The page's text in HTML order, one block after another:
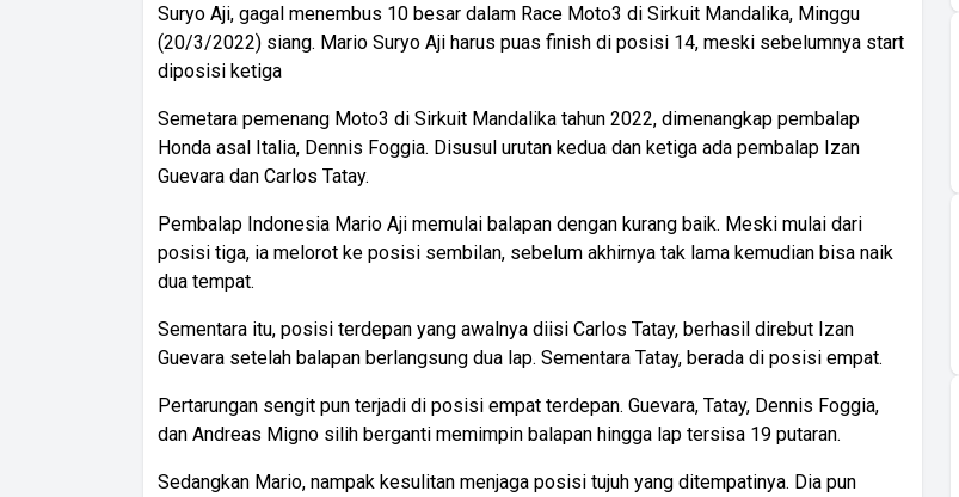
Suryo Aji, gagal menembus 10 besar dalam Race Moto3 di Sirkuit Mandalika, Minggu
(20/3/2022) siang. Mario Suryo Aji harus puas finish di posisi 14, meski sebelumnya start
diposisi ketiga
Semetara pemenang Moto3 di Sirkuit Mandalika tahun 2022, dimenangkap pembalap
Honda asal Italia, Dennis Foggia. Disusul urutan kedua dan ketiga ada pembalap Izan
Guevara dan Carlos Tatay.
Pembalap Indonesia Mario Aji memulai balapan dengan kurang baik. Meski mulai dari
posisi tiga, ia melorot ke posisi sembilan, sebelum akhirnya tak lama kemudian bisa naik
dua tempat.
Sementara itu, posisi terdepan yang awalnya diisi Carlos Tatay, berhasil direbut Izan
Guevara setelah balapan berlangsung dua lap. Sementara Tatay, berada di posisi empat.
Pertarungan sengit pun terjadi di posisi empat terdepan. Guevara, Tatay, Dennis Foggia,
dan Andreas Migno silih berganti memimpin balapan hingga lap tersisa 19 putaran.
Sedangkan Mario, nampak kesulitan menjaga posisi tujuh yang ditempatinya. Dia pun